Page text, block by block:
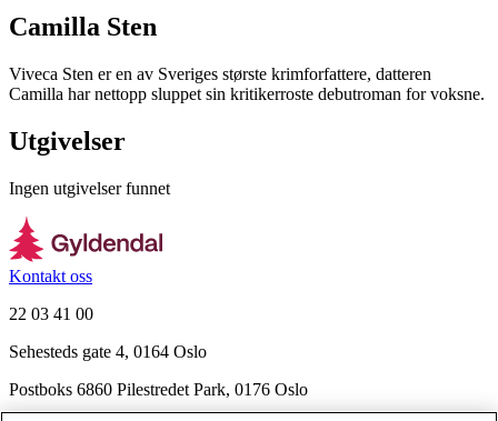
Camilla Sten
Viveca Sten er en av Sveriges største krimforfattere, datteren
Camilla har nettopp sluppet sin kritikerroste debutroman for voksne.
Utgivelser
Ingen utgivelser funnet
Kontakt oss
22 03 41 00
Sehesteds gate 4, 0164 Oslo
Postboks 6860 Pilestredet Park, 0176 Oslo